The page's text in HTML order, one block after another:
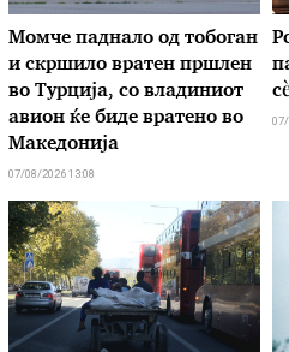
Момче паднало од тобоган
и скршило вратен пршлен
во Турција, со владиниот
авион ќе биде вратено во
Македонија
07/08/2026 13:08